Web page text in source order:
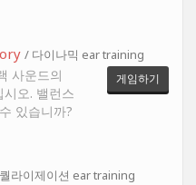
/ 다이나믹 ear training
사운드의
오. 밸런스
있습니까?
게임하기
라이제이션 ear training